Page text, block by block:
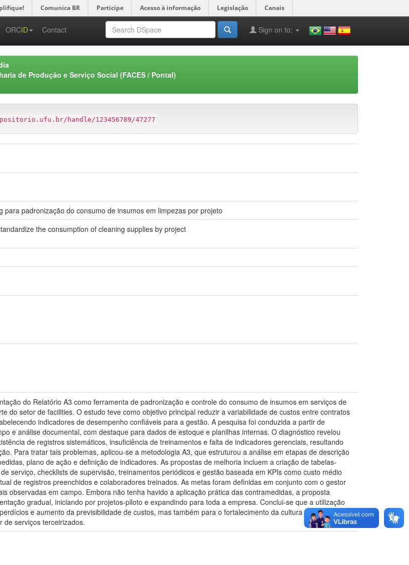
Comunica BR Participe Acesso à informação Legislação Canais
ORCID Contact Sign on to:
de Produção e Serviço Social (FACES / Pontal)
handle/123456789/47277
padronização do consumo de insumos em limpezas por projeto
the consumption of cleaning supplies by project
do Relatório A3 como ferramenta de padronização e controle do consumo de insumos em serviços de
do setor de facilities. O estudo teve como objetivo principal reduzir a variabilidade de custos entre contratos
indicadores de desempenho confiáveis para a gestão. A pesquisa foi conduzida a partir de
e análise documental, com destaque para dados de estoque e planilhas internas. O diagnóstico revelou
de registros sistemáticos, insuficiência de treinamentos e falta de indicadores gerenciais, resultando
Para tratar tais problemas, aplicou-se a metodologia A3, que estruturou a análise em etapas de descrição
plano de ação e definição de indicadores. As propostas de melhoria incluem a criação de tabelas-
serviço, checklists de supervisão, treinamentos periódicos e gestão baseada em KPIs como custo médio
de registros preenchidos e colaboradores treinados. As metas foram definidas em conjunto com o gestor
observadas em campo. Embora não tenha havido a aplicação prática das contramedidas, a proposta
gradual, iniciando por projetos-piloto e expandindo para toda a empresa. Conclui-se que a utilização
e aumento da previsibilidade de custos, mas também para o fortalecimento da cultura de melhoria
de serviços terceirizados.